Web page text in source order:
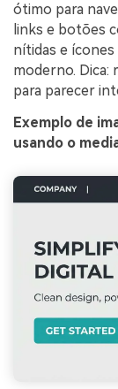
ótimo para
links e botões
nítidas e ícones
moderno. Dica:
para parecer
Exemplo de
usando o